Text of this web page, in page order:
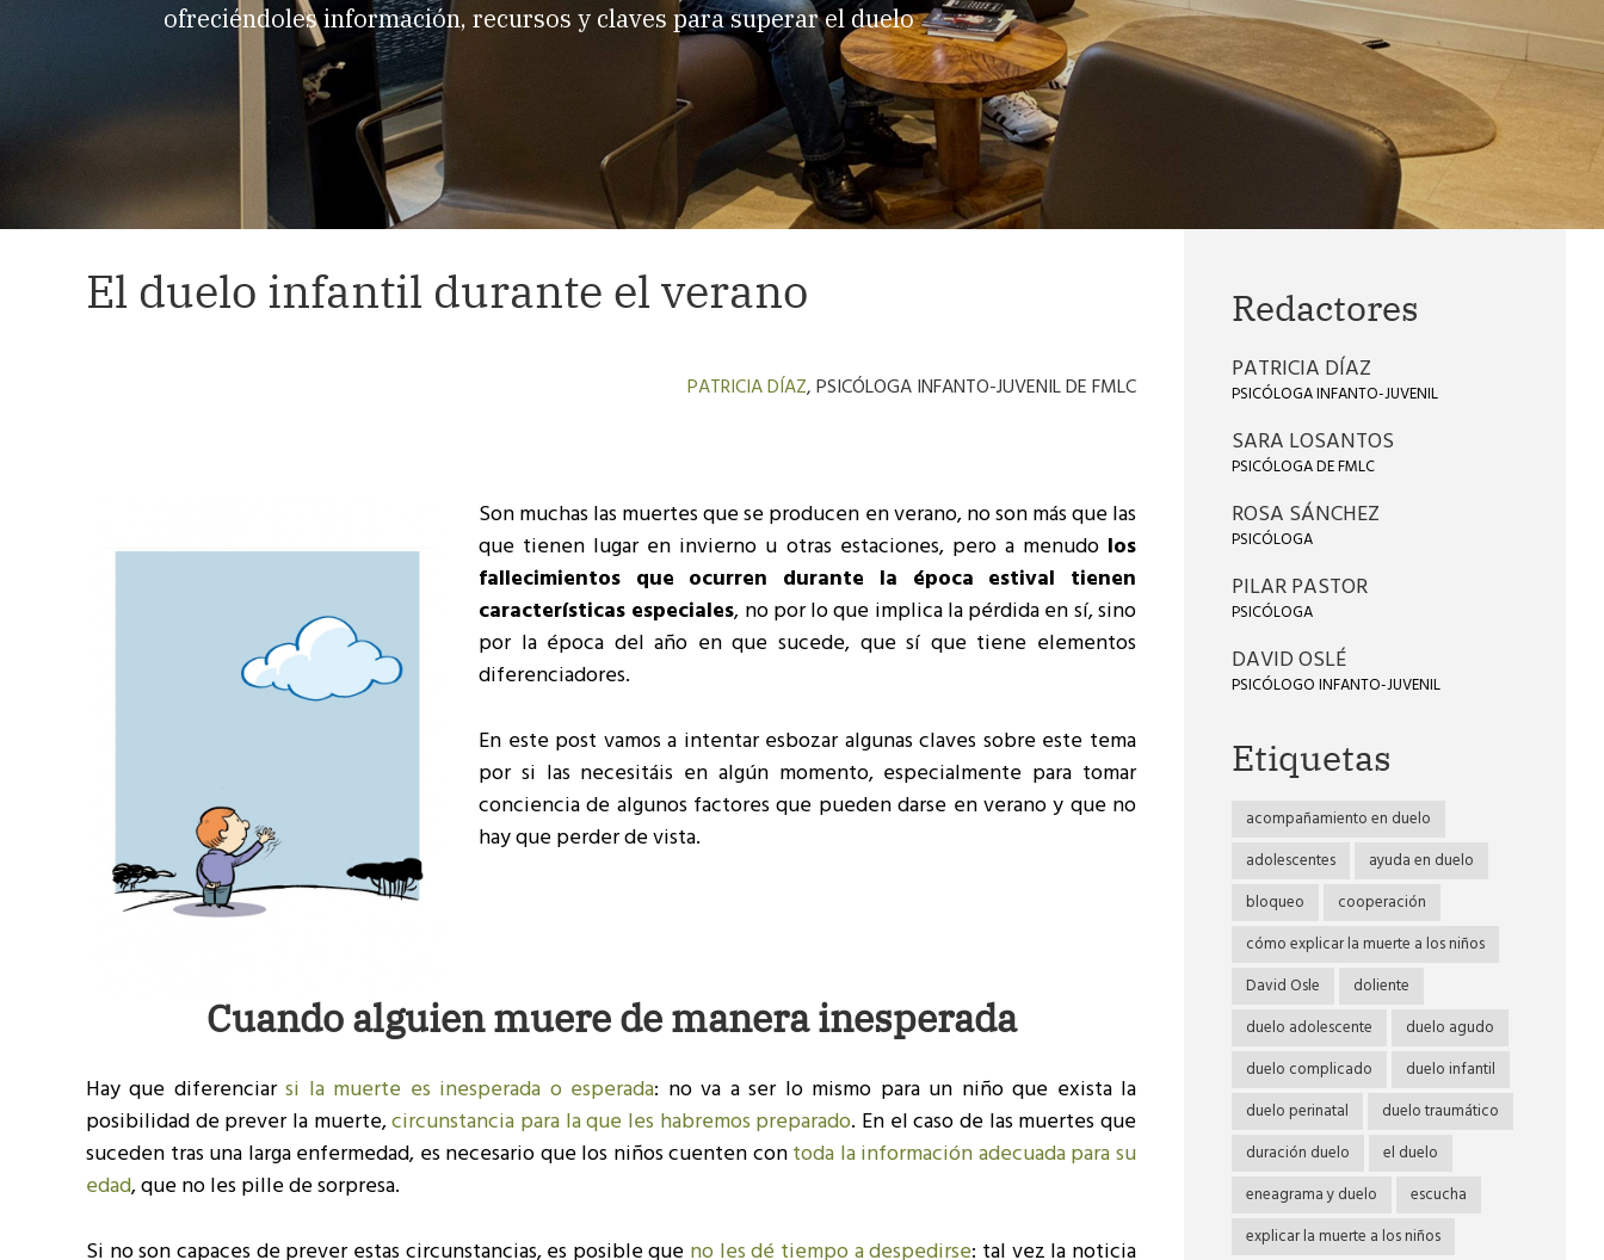
ofreciéndoles información, recursos y claves para superar el duelo
El duelo infantil durante el verano
PATRICIA DÍAZ, PSICÓLOGA INFANTO-JUVENIL DE FMLC
Son muchas las muertes que se producen en verano, no son más que las
que tienen lugar en invierno u otras estaciones, pero a menudo los
fallecimientos que ocurren durante la época estival tienen
características especiales, no por lo que implica la pérdida en sí, sino
por la época del año en que sucede, que sí que tiene elementos
diferenciadores.
En este post vamos a intentar esbozar algunas claves sobre este tema
por si las necesitáis en algún momento, especialmente para tomar
conciencia de algunos factores que pueden darse en verano y que no
hay que perder de vista.
Cuando alguien muere de manera inesperada
Hay que diferenciarsi la muerte es inesperada o esperada: no va a ser lo mismo para un niño que exista la
posibilidad de prever la muerte,circunstancia para la que les habremos preparado. En el caso de las muertes que
suceden tras una larga enfermedad, es necesario que los niños cuenten contoda la información adecuada para su
edad, que no les pille de sorpresa.
Si no son capaces de prever estas circunstancias, es posible que no les dé tiempo a despedirse: tal vez la noticia
Redactores
PATRICIA DÍAZ
PSICÓLOGA INFANTO-JUVENIL
SARA LOSANTOS
PSICÓLOGA DE FMLC
ROSA SÁNCHEZ
PSICÓLOGA
PILAR PASTOR
PSICÓLOGA
DAVID OSLÉ
PSICÓLOGO INFANTO-JUVENIL
Etiquetas
acompañamiento en duelo
adolescentes
ayuda en duelo
bloqueo
cooperación
cómo explicar la muerte a los niños
David Osle
doliente
duelo adolescente
duelo agudo
duelo complicado
duelo infantil
duelo perinatal
duelo traumático
duración duelo
el duelo
eneagrama y duelo
escucha
explicar la muerte a los niños